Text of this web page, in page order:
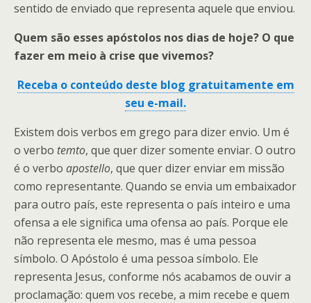
sentido de enviado que representa aquele que enviou.
Quem são esses apóstolos nos dias de hoje? O que
fazer em meio à crise que vivemos?
Receba o conteúdo deste blog gratuitamente em
seu e-mail.
Existem dois verbos em grego para dizer envio. Um é
o verbo temto, que quer dizer somente enviar. O outro
é o verbo apostello, que quer dizer enviar em missão
como representante. Quando se envia um embaixador
para outro país, este representa o país inteiro e uma
ofensa a ele significa uma ofensa ao país. Porque ele
não representa ele mesmo, mas é uma pessoa
símbolo. O Apóstolo é uma pessoa símbolo. Ele
representa Jesus, conforme nós acabamos de ouvir a
proclamação: quem vos recebe, a mim recebe e quem